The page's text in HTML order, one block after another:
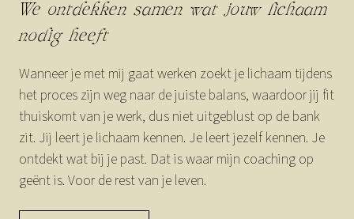
We ontdekken samen wat jouw lichaam
nodig heeft
Wanneer je met mij gaat werken zoekt je lichaam tijdens
het proces zijn weg naar de juiste balans, waardoor jij fit
thuiskomt van je werk, dus niet uitgeblust op de bank
zit. Jij leert je lichaam kennen. Je leert jezelf kennen. Je
ontdekt wat bij je past. Dat is waar mijn coaching op
geënt is. Voor de rest van je leven.